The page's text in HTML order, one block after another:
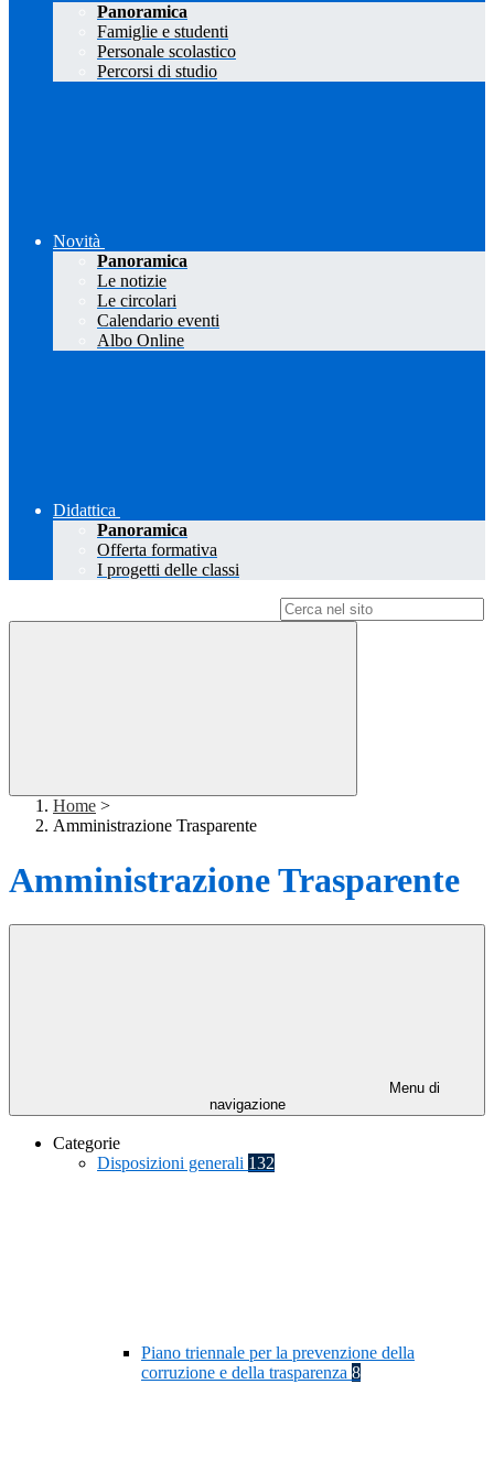
Panoramica
Famiglie e studenti
Personale scolastico
Percorsi di studio
Novità
Panoramica
Le notizie
Le circolari
Calendario eventi
Albo Online
Didattica
Panoramica
Offerta formativa
I progetti delle classi
Home >
Amministrazione Trasparente
Amministrazione Trasparente
Menu di
navigazione
Categorie
Disposizioni generali 132
Piano triennale per la prevenzione della
corruzione e della trasparenza 8